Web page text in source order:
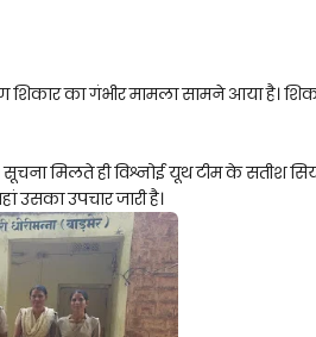
शिकार का गंभीर मामला सामने आया है।
सूचना मिलते ही विश्नोई यूथ टीम के सतीश
उसका उपचार जारी है।